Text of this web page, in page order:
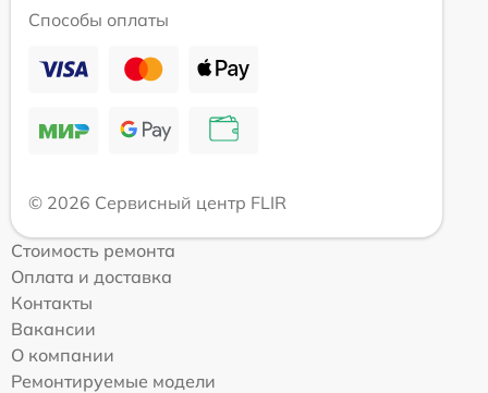
Способы оплаты
© 2026 Сервисный центр FLIR
Стоимость ремонта
Оплата и доставка
Контакты
Вакансии
О компании
Ремонтируемые модели